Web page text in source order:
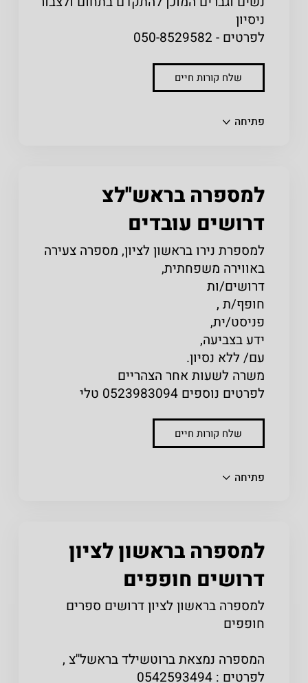
ניסיון
לפרטים - 050-8529582
שלח קורות חיים
פתיחה
למספרה בראש''לצ
דרושים עובדים
למספרת נירו בראשון לציון, מספרה צעירה
באווירה משפחתית,
דרושים/ות
חופף/ת ,
פניסט/ית,
ידע בצביעה,
עם/ ללא נסיון.
משרה לשעות אחר הצהריים
לפרטים נוספים 0523983094 טלי
שלח קורות חיים
פתיחה
למספרה בראשון לציון
דרושים חופפים
למספרה בראשון לציון דרושים ספרים
חופפים
המספרה נמצאת ברוטשילד בראשל''צ ,
לפרטים : 0542593494